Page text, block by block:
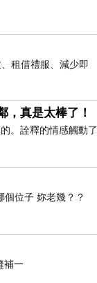
他說不用這
後服務的房仲
說老公寓沒
默地一點一點
租借禮服、減少即
，真是太棒了！
。詮釋的情感觸動
位子 妳老幾？？
補一